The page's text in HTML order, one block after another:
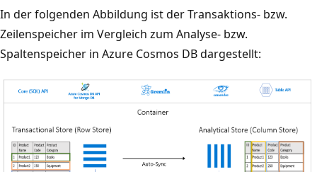
In der folgenden Abbildung ist der Transaktions- bzw.
Zeilenspeicher im Vergleich zum Analyse- bzw.
Spaltenspeicher in Azure Cosmos DB dargestellt: